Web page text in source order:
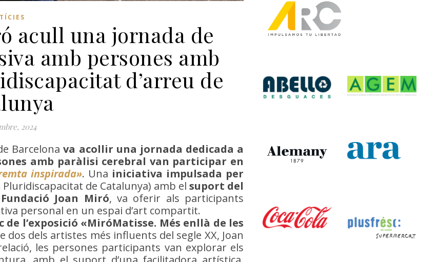
acull una jornada de
amb persones amb
d’arreu de
2024
Barcelona va acollir una jornada dedicada a
amb paràlisi cerebral van participar en
inspirada». Una iniciativa impulsada per
de Catalunya) amb el suport del
Joan Miró, va oferir als participants
personal en un espai d’art compartit.
de l’exposició «MiróMatisse. Més enllà de les
dels artistes més influents del segle XX, Joan
les persones participants van explorar els